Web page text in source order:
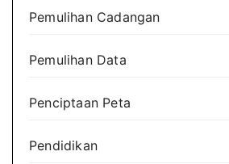
Pemulihan Cadangan
Pemulihan Data
Penciptaan Peta
Pendidikan